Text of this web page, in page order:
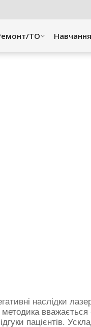
ТО Навчання
наслідки
методика вважається
пацієнтів.